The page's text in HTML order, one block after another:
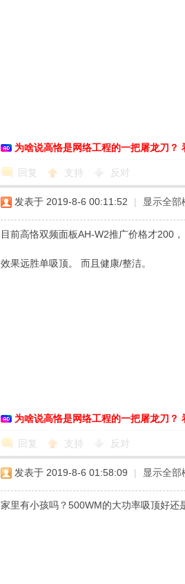
为啥说高恪是网络工程的一把屠龙刀？
回复 支持 反对
发表于 2019-8-6 00:11:52 | 显示全部
目前高恪双频面板AH-W2推广价格才200
效果远胜单吸顶。 而且健康/整洁。
为啥说高恪是网络工程的一把屠龙刀？
回复 支持 反对
发表于 2019-8-6 01:58:09 | 显示全部
家里有小孩吗？500WM的大功率吸顶好